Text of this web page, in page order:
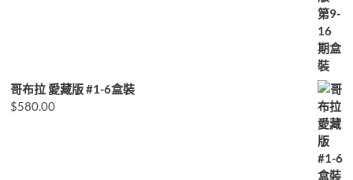
哥布拉 愛藏版 #1-6盒裝
$580.00